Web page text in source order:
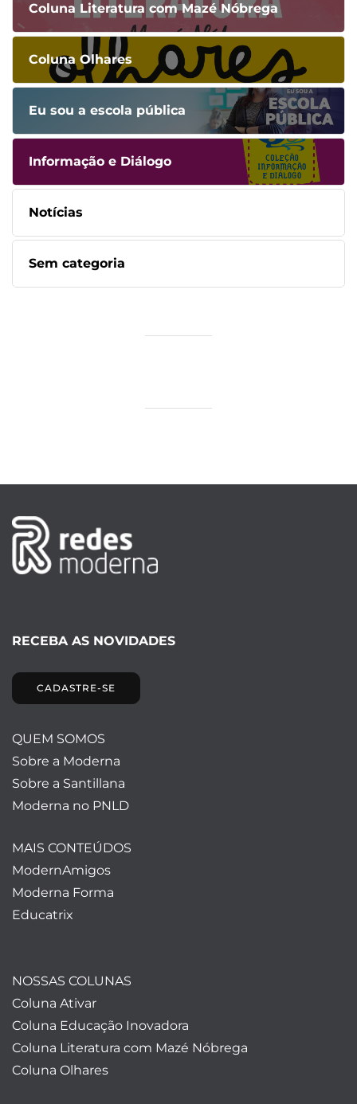
Coluna Literatura com Mazé Nóbrega
Coluna Olhares
Eu sou a escola pública
Informação e Diálogo
Notícias
Sem categoria
RECEBA AS NOVIDADES
CADASTRE-SE
QUEM SOMOS
Sobre a Moderna
Sobre a Santillana
Moderna no PNLD
MAIS CONTEÚDOS
ModernAmigos
Moderna Forma
Educatrix
NOSSAS COLUNAS
Coluna Ativar
Coluna Educação Inovadora
Coluna Literatura com Mazé Nóbrega
Coluna Olhares